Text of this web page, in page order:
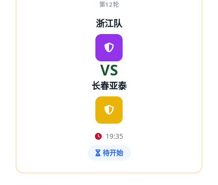
第12轮
浙江队
VS
长春亚泰
19:35
待开始